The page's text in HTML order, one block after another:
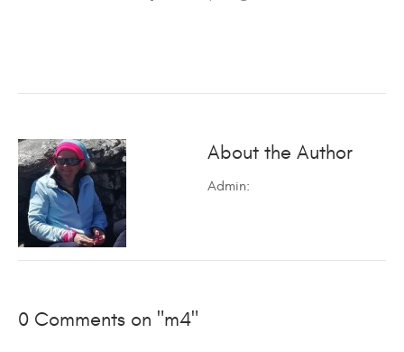
About the Author
Admin:
0 Comments on "m4"